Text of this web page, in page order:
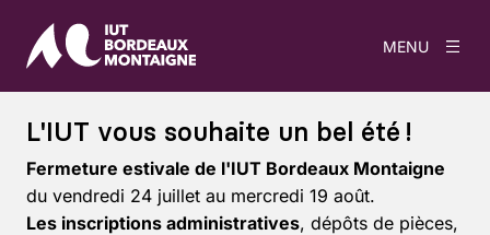
MENU
L'IUT vous souhaite un bel été !
Fermeture estivale de l'IUT Bordeaux Montaigne
du vendredi 24 juillet au mercredi 19 août.
Les inscriptions administratives, dépôts de pièces,